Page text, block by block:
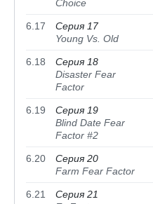
Choice
6.17
Серия 17
Young Vs. Old
6.18
Серия 18
Disaster Fear
Factor
6.19
Серия 19
Blind Date Fear
Factor #2
6.20
Серия 20
Farm Fear Factor
6.21
Серия 21